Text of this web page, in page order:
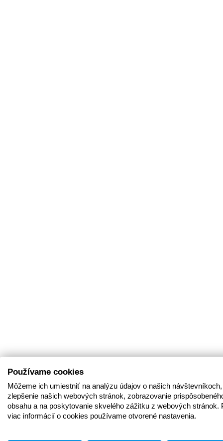
Používame cookies
Môžeme ich umiestniť na analýzu údajov o našich
zlepšenie našich webových stránok, zobrazovanie
obsahu a na poskytovanie skvelého zážitku z webových stránok.
viac informácií o cookies používame otvorené nastavenia.